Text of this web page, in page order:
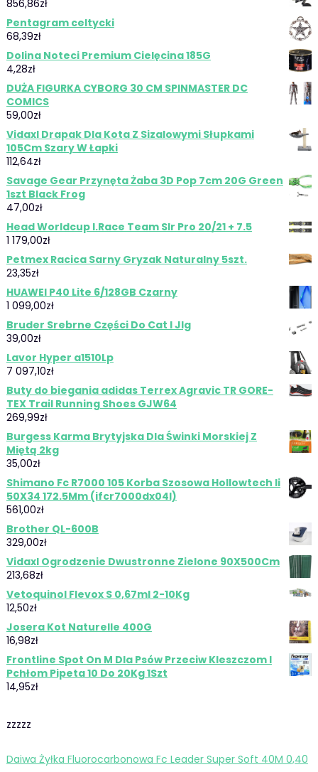
856,86zł
Pentagram celtycki
68,39zł
Dolina Noteci Premium Cielęcina 185G
4,28zł
DUŻA FIGURKA CYBORG 30 CM SPINMASTER DC
COMICS
59,00zł
Vidaxl Drapak Dla Kota Z Sizalowymi Słupkami
105Cm Szary W Łapki
112,64zł
Savage Gear Przynęta Żaba 3D Pop 7cm 20G Green
1szt Black Frog
47,00zł
Head Worldcup I.Race Team Slr Pro 20/21 + 7.5
1 179,00zł
Petmex Racica Sarny Gryzak Naturalny 5szt.
23,35zł
HUAWEI P40 Lite 6/128GB Czarny
1 099,00zł
Bruder Srebrne Części Do Cat I Jlg
39,00zł
Lavor Hyper a1510Lp
7 097,10zł
Buty do biegania adidas Terrex Agravic TR GORE-
TEX Trail Running Shoes GJW64
269,99zł
Burgess Karma Brytyjska Dla Świnki Morskiej Z
Miętą 2kg
35,00zł
Shimano Fc R7000 105 Korba Szosowa Hollowtech Ii
50X34 172.5Mm (ifcr7000dx04l)
561,00zł
Brother QL-600B
329,00zł
Vidaxl Ogrodzenie Dwustronne Zielone 90X500Cm
213,68zł
Vetoquinol Flevox S 0,67ml 2-10Kg
12,50zł
Josera Kot Naturelle 400G
16,98zł
Frontline Spot On M Dla Psów Przeciw Kleszczom I
Pchłom Pipeta 10 Do 20Kg 1Szt
14,95zł
zzzzz
Daiwa Żyłka Fluorocarbonowa Fc Leader Super Soft 40M 0,40